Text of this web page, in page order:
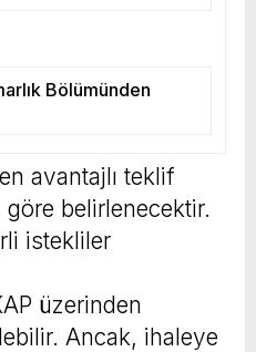
Bölümünden
avantajlı teklif
belirlenecektir.
istekliler
üzerinden
Ancak, ihaleye